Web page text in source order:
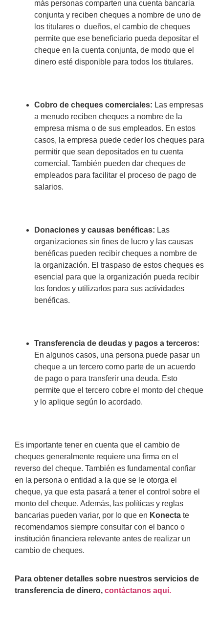
más personas comparten una cuenta bancaria
conjunta y reciben cheques a nombre de uno de
los titulares o dueños, el cambio de cheques
permite que ese beneficiario pueda depositar el
cheque en la cuenta conjunta, de modo que el
dinero esté disponible para todos los titulares.
Cobro de cheques comerciales: Las empresas
a menudo reciben cheques a nombre de la
empresa misma o de sus empleados. En estos
casos, la empresa puede ceder los cheques para
permitir que sean depositados en tu cuenta
comercial. También pueden dar cheques de
empleados para facilitar el proceso de pago de
salarios.
Donaciones y causas benéficas: Las
organizaciones sin fines de lucro y las causas
benéficas pueden recibir cheques a nombre de
la organización. El traspaso de estos cheques es
esencial para que la organización pueda recibir
los fondos y utilizarlos para sus actividades
benéficas.
Transferencia de deudas y pagos a terceros:
En algunos casos, una persona puede pasar un
cheque a un tercero como parte de un acuerdo
de pago o para transferir una deuda. Esto
permite que el tercero cobre el monto del cheque
y lo aplique según lo acordado.
Es importante tener en cuenta que el cambio de
cheques generalmente requiere una firma en el
reverso del cheque. También es fundamental confiar
en la persona o entidad a la que se le otorga el
cheque, ya que esta pasará a tener el control sobre el
monto del cheque. Además, las políticas y reglas
bancarias pueden variar, por lo que en Konecta te
recomendamos siempre consultar con el banco o
institución financiera relevante antes de realizar un
cambio de cheques.
Para obtener detalles sobre nuestros servicios de
transferencia de dinero, contáctanos aquí.